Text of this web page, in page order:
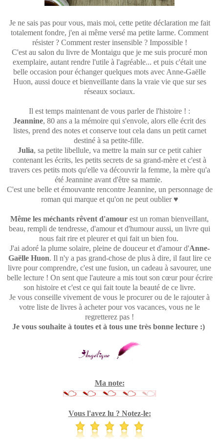
Je ne sais pas pour vous, mais moi, cette petite déclaration me fait
totalement fondre, j'en ai même versé ma petite larme. Comment
résister ? Comment rester insensible ? Impossible !
C'est au salon du livre de Montaigu que je me suis procuré mon
exemplaire, autant rendre l'utile à l'agréable... et puis c'était une
belle occasion pour échanger quelques mots avec Anne-Gaëlle
Huon, aussi douce et bienveillante dans la vraie vie que sur ses
réseaux sociaux.
Il est temps maintenant de vous parler de l'histoire ! :
Jeannine, 80 ans a la mémoire qui s'envole, alors elle écrit des
listes, prend des notes et conserve tout cela dans un petit carnet
destiné à sa petite-fille.
Julia, sa petite libellule, va mettre la main sur ce petit cahier
contenant les écrits, les petits secrets de sa grand-mère et c'est à
travers ces petits mots qu'elle va découvrir la femme, la mère qu'a
été Jeannine avant d'être sa mamie.
C'est une belle et émouvante rencontre Jeannine, un personnage de
roman qui marque et qu'on ne peut oublier ♥
Même les méchants rêvent d'amour est un roman bienveillant,
beau, rempli de tendresse, d'amour et d'humour aussi, un livre qui
nous fait rire et pleurer et qui fait un bien fou.
J'ai adoré la plume solaire, pleine de douceur et d'amour d'Anne-
Gaëlle Huon. Il n'y a pas grand-chose de plus à dire, il faut lire ce
livre pour comprendre, c'est une fusion, un cadeau à savourer, une
belle lecture ! On sent que l'auteure a mis tout son cœur pour écrire
son histoire et c'est ce qui fait toute la beauté de ce livre.
Je vous conseille vivement de vous le procurer ou de le rajouter à
votre liste de livres à acheter pour vos vacances, vous ne le
regretterez pas !
Je vous souhaite à toutes et à tous une très bonne lecture :)
Ma note:
Vous l'avez lu ? Notez-le: